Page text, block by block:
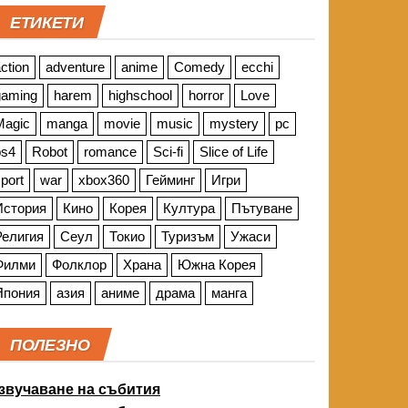
ЕТИКЕТИ
adventure anime Comedy
ecchi
harem highschool horror
Love
manga movie music mystery
pc
Robot romance Sci-fi
Slice of Life
war xbox360 Гейминг
Игри
Кино Корея Култура
Пътуване
Сеул Токио Туризъм
Ужаси
Фолклор Храна
Южна Корея
азия аниме драма манга
ПОЛЕЗНО
на събития